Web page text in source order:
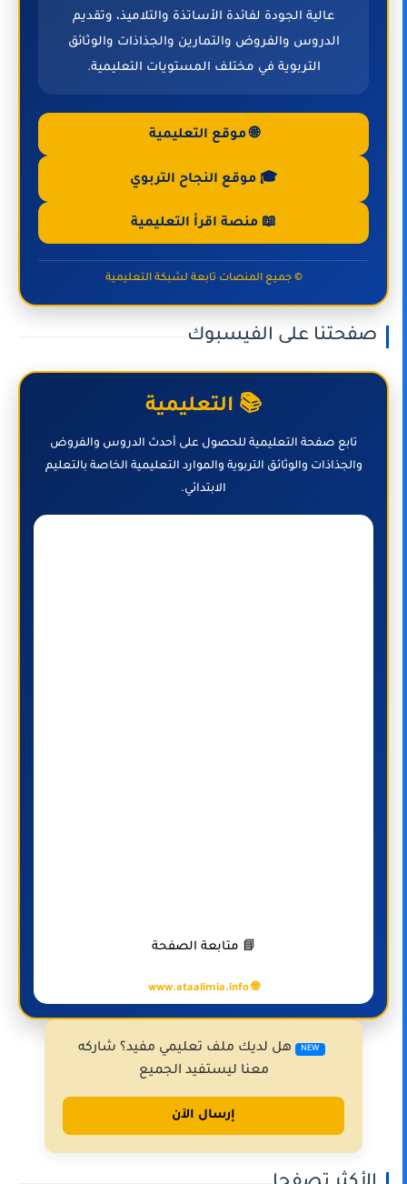
عالية الجودة لفائدة الأساتذة والتلاميذ، وتقديم
الدروس والفروض والتمارين والجذاذات والوثائق
التربوية في مختلف المستويات التعليمية.
🌐 موقع التعليمية
🎓 موقع النجاح التربوي
📖 منصة اقرأ التعليمية
© جميع المنصات تابعة لشبكة التعليمية
صفحتنا على الفيسبوك
📚 التعليمية
تابع صفحة التعليمية للحصول على أحدث الدروس والفروض
والجذاذات والوثائق التربوية والموارد التعليمية الخاصة بالتعليم
الابتدائي.
📘 متابعة الصفحة
🌐 www.ataalimia.info
NEW
هل لديك ملف تعليمي مفيد؟ شاركه
معنا ليستفيد الجميع
إرسال الآن